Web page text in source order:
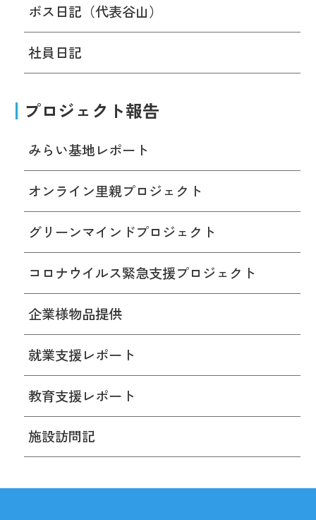
ボス日記（代表谷山）
社員日記
プロジェクト報告
みらい基地レポート
オンライン里親プロジェクト
グリーンマインドプロジェクト
コロナウイルス緊急支援プロジェクト
企業様物品提供
就業支援レポート
教育支援レポート
施設訪問記